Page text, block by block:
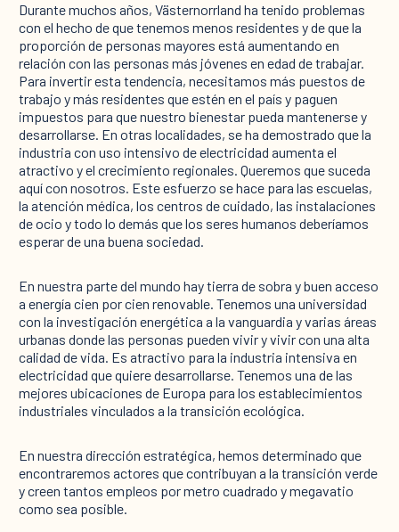
Durante muchos años, Västernorrland ha tenido problemas
con el hecho de que tenemos menos residentes y de que la
proporción de personas mayores está aumentando en
relación con las personas más jóvenes en edad de trabajar.
Para invertir esta tendencia, necesitamos más puestos de
trabajo y más residentes que estén en el país y paguen
impuestos para que nuestro bienestar pueda mantenerse y
desarrollarse. En otras localidades, se ha demostrado que la
industria con uso intensivo de electricidad aumenta el
atractivo y el crecimiento regionales. Queremos que suceda
aquí con nosotros. Este esfuerzo se hace para las escuelas,
la atención médica, los centros de cuidado, las instalaciones
de ocio y todo lo demás que los seres humanos deberíamos
esperar de una buena sociedad.
En nuestra parte del mundo hay tierra de sobra y buen acceso
a energía cien por cien renovable. Tenemos una universidad
con la investigación energética a la vanguardia y varias áreas
urbanas donde las personas pueden vivir y vivir con una alta
calidad de vida. Es atractivo para la industria intensiva en
electricidad que quiere desarrollarse. Tenemos una de las
mejores ubicaciones de Europa para los establecimientos
industriales vinculados a la transición ecológica.
En nuestra dirección estratégica, hemos determinado que
encontraremos actores que contribuyan a la transición verde
y creen tantos empleos por metro cuadrado y megavatio
como sea posible.